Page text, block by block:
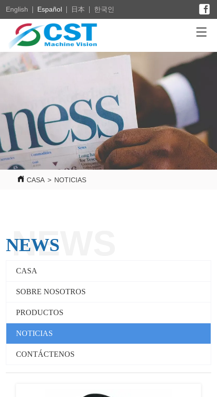
English Español 日本 한국인
CASA > NOTICIAS
NEWS
NEWS
CASA
SOBRE NOSOTROS
PRODUCTOS
NOTICIAS
CONTÁCTENOS